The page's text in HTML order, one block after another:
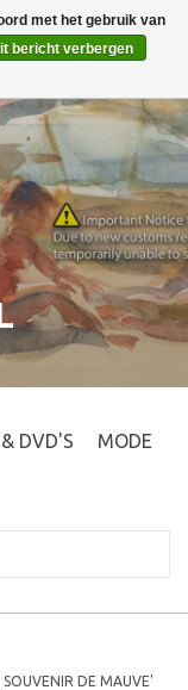
0
DVD'S
MODE
DE MAUVE'
met het gebruik van
bericht verbergen